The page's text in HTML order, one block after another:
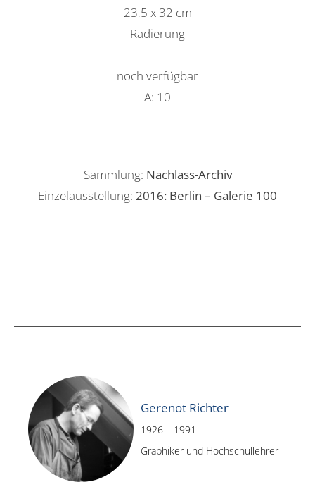
23,5 x 32 cm
Radierung
noch verfügbar
A: 10
Sammlung: Nachlass-Archiv
Einzelausstellung: 2016: Berlin – Galerie 100
Gerenot Richter
1926 – 1991
Graphiker und Hochschullehrer